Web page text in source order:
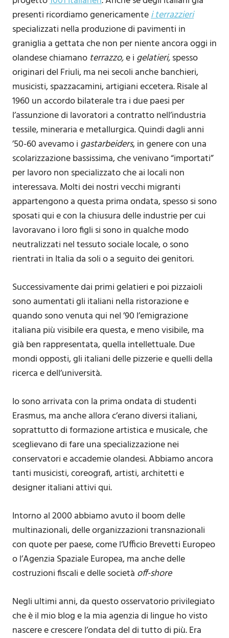
presenti ricordiamo genericamentei terrazzieri
specializzati nella produzione di pavimenti in
graniglia a gettatache non per niente ancora oggi in
olandese chiamano terrazzo,e i gelatieri,spesso
originari del Friuli, ma nei secoli anche banchieri,
musicisti, spazzacamini, artigiani eccetera. Risale al
1960 un accordo bilaterale tra i due paesi per
l’assunzione di lavoratori a contratto nell’industria
tessile, mineraria e metallurgica. Quindi dagli anni
’50-60 avevamo i gastarbeiders, in genere con una
scolarizzazione bassissima, che venivano “importati”
per lavoro non specializzato che ai locali non
interessava. Molti dei nostri vecchi migranti
appartengono a questa prima ondata, spesso si sono
sposati qui e con la chiusura delle industrie per cui
lavoravano i loro figli si sono in qualche modo
neutralizzati nel tessuto sociale locale, o sono
rientrati in Italia da soli o a seguito dei genitori.
Successivamente dai primi gelatieri e poi pizzaioli
sono aumentati gli italiani nella ristorazione e
quando sono venuta qui nel ’90 l’emigrazione
italiana più visibile era questa, e meno visibile, ma
già ben rappresentata, quella intellettuale. Due
mondi opposti, gli italiani delle pizzerie e quelli della
ricerca e dell’università.
Io sono arrivata con la prima ondata di studenti
Erasmus, ma anche allora c’erano diversi italiani,
soprattutto di formazione artistica e musicale, che
sceglievano di fare una specializzazione nei
conservatori e accademie olandesi. Abbiamo ancora
tanti musicisti, coreografi, artisti, architetti e
designer italiani attivi qui.
Intorno al 2000 abbiamo avuto il boom delle
multinazionali, delle organizzazioni transnazionali
con quote per paese, come l’Ufficio Brevetti Europeo
o l’Agenzia Spaziale Europea, ma anche delle
costruzioni fiscali e delle società off-shore
Negli ultimi anni, da questo osservatorio privilegiato
che è il mio blog e la mia agenzia di lingue ho visto
nascere e crescere l’ondata del di tutto di più. Era